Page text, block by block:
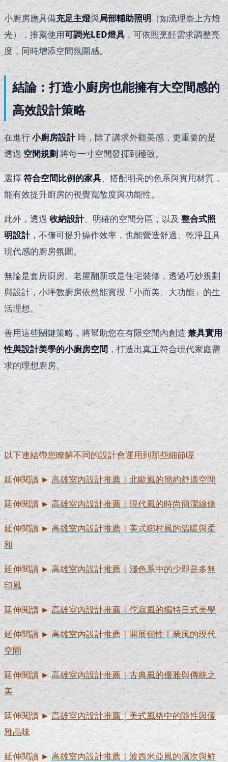
小廚房應具備充足主燈與局部輔助照明（如流理臺上方燈
光），推薦使用可調光LED燈具，可依照烹飪需求調整亮
度，同時增添空間氛圍感。
結論：打造小廚房也能擁有大空間感的
高效設計策略
在進行小廚房設計時，除了講求外觀美感，更重要的是
透過空間規劃 將每一寸空間發揮到極致。
選擇符合空間比例的家具、搭配明亮的色系與實用材質，
能有效提升廚房的視覺寬敞度與功能性。
此外，透過收納設計、明確的空間分區，以及 整合式照
明設計，不僅可提升操作效率，也能營造舒適、乾淨且具
現代感的廚房氛圍。
無論是套房廚房、老屋翻新或是住宅裝修，透過巧妙規劃
與設計，小坪數廚房依然能實現「小而美、大功能」的生
活理想。
善用這些關鍵策略，將幫助您在有限空間內創造 兼具實用
性與設計美學的小廚房空間 ，打造出真正符合現代家庭需
求的理想廚房。
以下連結帶您瞭解不同的設計會運用到那些細節喔
延伸閱讀 ►高雄室內設計推薦 | 北歐風的簡約舒適空間
延伸閱讀 ►高雄室內設計推薦 | 現代風的時尚簡潔線條
延伸閱讀 ► 高雄室內設計推薦 | 美式鄉村風的溫暖與柔
和
延伸閱讀 ► 高雄室內設計推薦 | 淺色系中的少即是多無
印風
延伸閱讀 ►高雄室內設計推薦 | 佗寂風的獨特日式美學
延伸閱讀 ►高雄室內設計推薦 | 開展個性工業風的現代
空間
延伸閱讀 ►高雄室內設計推薦 | 古典風的優雅與傳統之
美
延伸閱讀 ►高雄室內設計推薦 | 美式風格中的隨性與優
雅品味
延伸閱讀 ► 高雄室內設計推薦 | 波西米亞風的層次與鮮